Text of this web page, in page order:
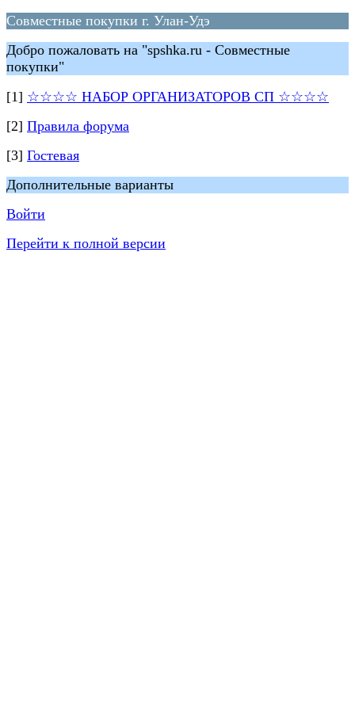
Совместные покупки г. Улан-Удэ
Добро пожаловать на "spshka.ru - Совместные
покупки"
[1] ☆☆☆☆ НАБОР ОРГАНИЗАТОРОВ СП ☆☆☆☆
[2] Правила форума
[3] Гостевая
Дополнительные варианты
Войти
Перейти к полной версии